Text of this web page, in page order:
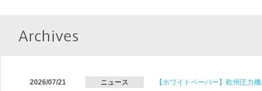
2026/07/21 ニュース 【ホワイトペーパー】欧州圧力